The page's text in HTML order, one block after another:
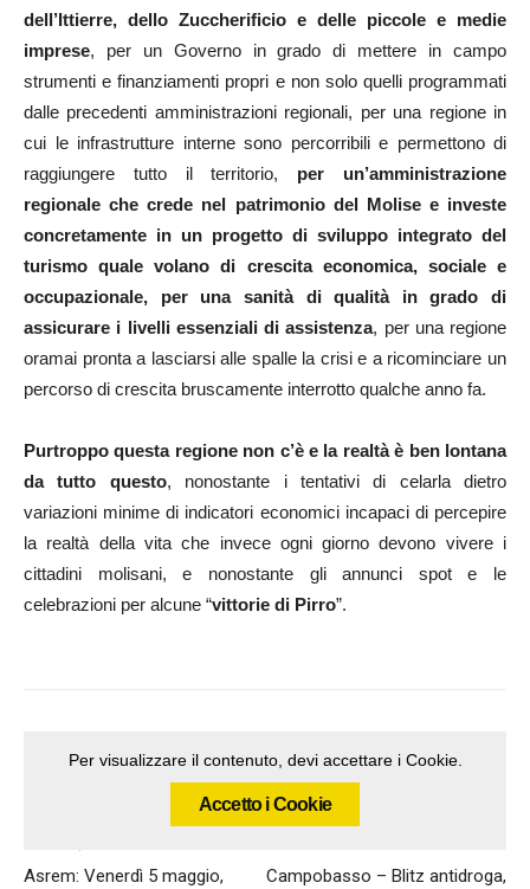
dell’Ittierre, dello Zuccherificio e delle piccole e medie
imprese, per un Governo in grado di mettere in campo
strumenti e finanziamenti propri e non solo quelli programmati
dalle precedenti amministrazioni regionali, per una regione in
cui le infrastrutture interne sono percorribili e permettono di
raggiungere tutto il territorio, per un’amministrazione
regionale che crede nel patrimonio del Molise e investe
concretamente in un progetto di sviluppo integrato del
turismo quale volano di crescita economica, sociale e
occupazionale, per una sanità di qualità in grado di
assicurare i livelli essenziali di assistenza, per una regione
oramai pronta a lasciarsi alle spalle la crisi e a ricominciare un
percorso di crescita bruscamente interrotto qualche anno fa.
Purtroppo questa regione non c’è e la realtà è ben lontana
da tutto questo, nonostante i tentativi di celarla dietro
variazioni minime di indicatori economici incapaci di percepire
la realtà della vita che invece ogni giorno devono vivere i
cittadini molisani, e nonostante gli annunci spot e le
celebrazioni per alcune “vittorie di Pirro”.
Per visualizzare il contenuto, devi accettare i Cookie.
Accetto i Cookie
Asrem: Venerdì 5 maggio,
Campobasso – Blitz antidroga,